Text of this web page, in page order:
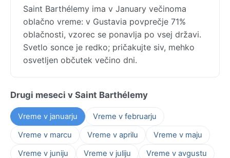
Saint Barthélemy ima v January večinoma
oblačno vreme: v Gustavia povprečje 71%
oblačnosti, vzorec se ponavlja po vsej državi.
Svetlo sonce je redko; pričakujte siv, mehko
osvetljen občutek večino dni.
Drugi meseci v Saint Barthélemy
Vreme v januarju
Vreme v februarju
Vreme v marcu
Vreme v aprilu
Vreme v maju
Vreme v juniju
Vreme v juliju Vreme v avgustu